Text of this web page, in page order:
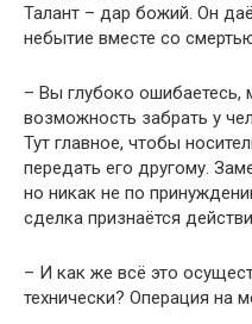
Талант – дар божий. Он
небытие вместе со
– Вы глубоко ошибаетесь,
возможность забрать у
Тут главное, чтобы
передать его другому.
но никак не по
сделка признаётся
– И как же всё это
технически? Операция на